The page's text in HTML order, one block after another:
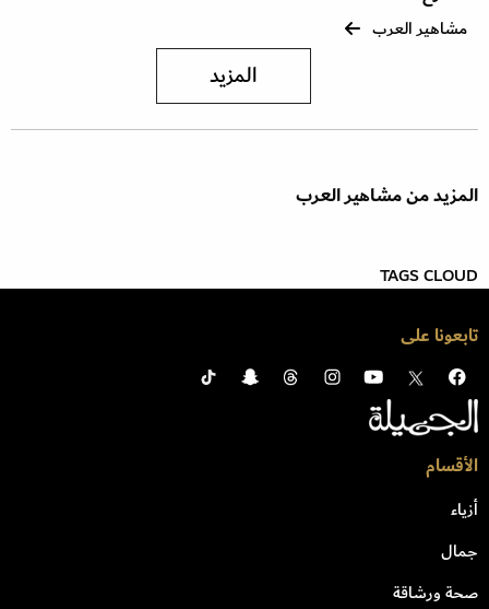
مشاهير العرب
المزيد
المزيد من مشاهير العرب
TAGS CLOUD
تابعونا على
الأقسام
أزياء
جمال
صحة ورشاقة